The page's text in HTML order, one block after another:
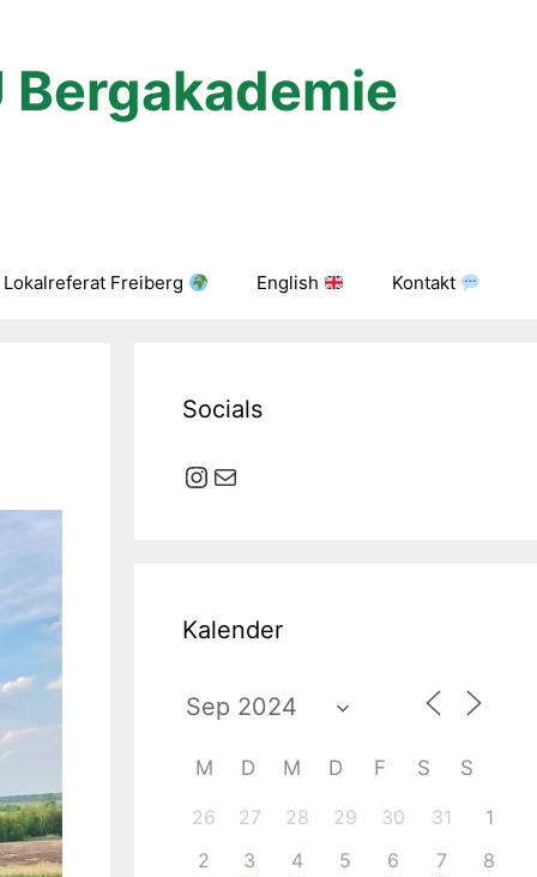
Bergakademie
Lokalreferat Freiberg English Kontakt
Socials
Instagram
E-Mail
Kalender
M D M D F S S
26 27 28 29 30 31
1
2
3 4 5 6 7
8